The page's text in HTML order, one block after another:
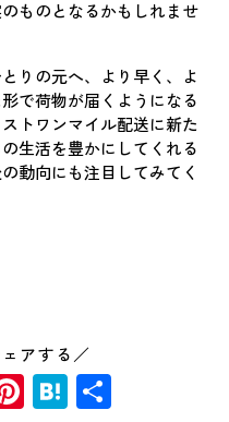
ものとなるかもしれませ
りの元へ、より早く、よ
で荷物が届くようになる
トワンマイル配送に新た
生活を豊かにしてくれる
動向にも注目してみてく
アする／
Pinterest
Hatena